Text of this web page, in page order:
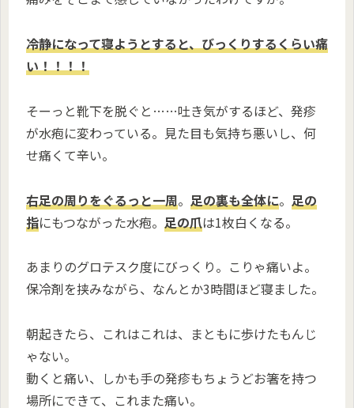
冷静になって寝ようとすると、びっくりするくらい痛
い！！！！
そーっと靴下を脱ぐと……吐き気がするほど、発疹
が水疱に変わっている。見た目も気持ち悪いし、何
せ痛くて辛い。
右足の周りをぐるっと一周。 足の裏も全体に。 足の
指にもつながった水疱。 足の爪は1枚白くなる。
あまりのグロテスク度にびっくり。こりゃ痛いよ。
保冷剤を挟みながら、なんとか3時間ほど寝ました。
朝起きたら、これはこれは、まともに歩けたもんじ
ゃない。
動くと痛い、しかも手の発疹もちょうどお箸を持つ
場所にできて、これまた痛い。